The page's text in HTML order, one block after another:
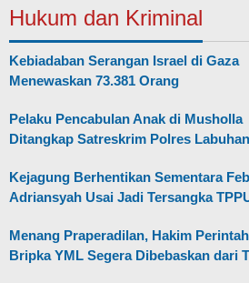
Hukum dan Kriminal
Kebiadaban Serangan Israel di Gaza
Menewaskan 73.381 Orang
Pelaku Pencabulan Anak di Musholla
Ditangkap Satreskrim Polres
Kejagung Berhentikan Sementara
Adriansyah Usai Jadi Tersangka
Menang Praperadilan, Hakim
Bripka YML Segera Dibebaskan dari